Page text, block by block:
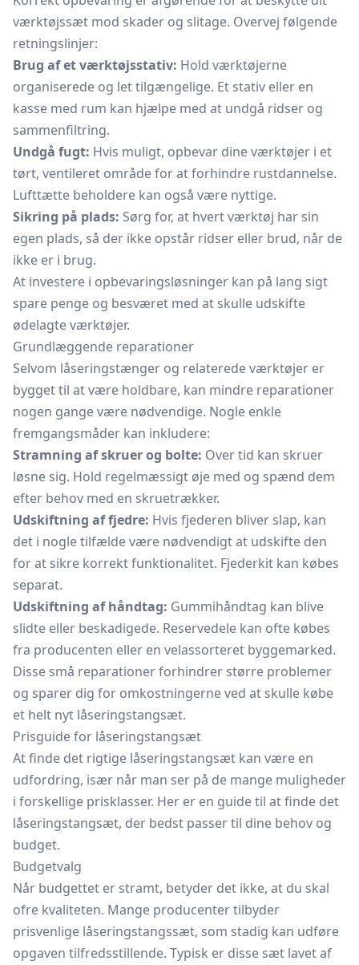
værktøjssæt mod skader og slitage. Overvej følgende
retningslinjer:
Brug af et værktøjsstativ: Hold værktøjerne
organiserede og let tilgængelige. Et stativ eller en
kasse med rum kan hjælpe med at undgå ridser og
sammenfiltring.
Undgå fugt: Hvis muligt, opbevar dine værktøjer i et
tørt, ventileret område for at forhindre rustdannelse.
Lufttætte beholdere kan også være nyttige.
Sikring på plads: Sørg for, at hvert værktøj har sin
egen plads, så der ikke opstår ridser eller brud, når de
ikke er i brug.
At investere i opbevaringsløsninger kan på lang sigt
spare penge og besværet med at skulle udskifte
ødelagte værktøjer.
Grundlæggende reparationer
Selvom låseringstænger og relaterede værktøjer er
bygget til at være holdbare, kan mindre reparationer
nogen gange være nødvendige. Nogle enkle
fremgangsmåder kan inkludere:
Stramning af skruer og bolte: Over tid kan skruer
løsne sig. Hold regelmæssigt øje med og spænd dem
efter behov med en skruetrækker.
Udskiftning af fjedre: Hvis fjederen bliver slap, kan
det i nogle tilfælde være nødvendigt at udskifte den
for at sikre korrekt funktionalitet. Fjederkit kan købes
separat.
Udskiftning af håndtag: Gummihåndtag kan blive
slidte eller beskadigede. Reservedele kan ofte købes
fra producenten eller en velassorteret byggemarked.
Disse små reparationer forhindrer større problemer
og sparer dig for omkostningerne ved at skulle købe
et helt nyt låseringstangsæt.
Prisguide for låseringstangsæt
At finde det rigtige låseringstangsæt kan være en
udfordring, især når man ser på de mange muligheder
i forskellige prisklasser. Her er en guide til at finde det
låseringstangsæt, der bedst passer til dine behov og
budget.
Budgetvalg
Når budgettet er stramt, betyder det ikke, at du skal
ofre kvaliteten. Mange producenter tilbyder
prisvenlige låseringstangssæt, som stadig kan udføre
opgaven tilfredsstillende. Typisk er disse sæt lavet af